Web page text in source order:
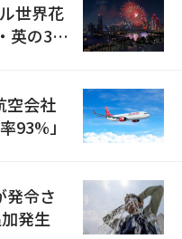
世界花
英の3カ
空会社
93%」
発令さ
発生